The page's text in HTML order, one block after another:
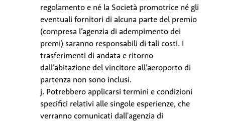
regolamento e né la Società promotrice né gli
eventuali fornitori di alcuna parte del premio
(compresa l’agenzia di adempimento dei
premi) saranno responsabili di tali costi. I
trasferimenti di andata e ritorno
dall’abitazione del vincitore all’aeroporto di
partenza non sono inclusi.
j. Potrebbero applicarsi termini e condizioni
specifici relativi alle singole esperienze, che
verranno comunicati dall'agenzia di